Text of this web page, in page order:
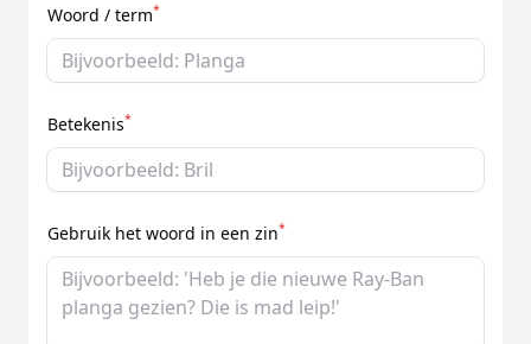
Woord / term*
Betekenis*
Gebruik het woord in een zin*